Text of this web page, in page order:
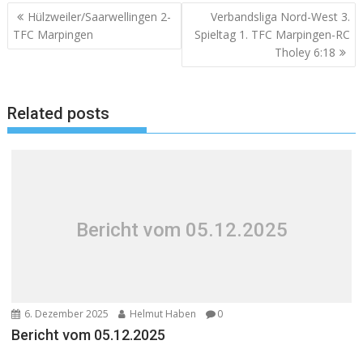
Beitragsnavigation
Hülzweiler/Saarwellingen 2-
TFC Marpingen
Verbandsliga Nord-West 3.
Spieltag 1. TFC Marpingen-RC
Tholey 6:18
Related posts
Bericht vom 05.12.2025
6. Dezember 2025 Helmut Haben 0
Bericht vom 05.12.2025